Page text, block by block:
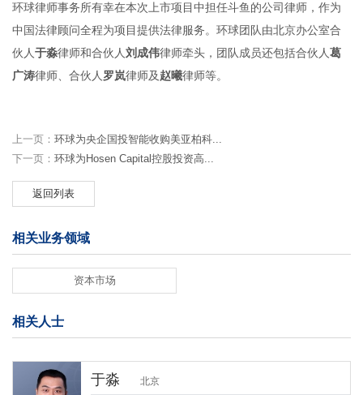
环球律师事务所有幸在本次上市项目中担任斗鱼的公司律师，作为
中国法律顾问全程为项目提供法律服务。环球团队由北京办公室合
伙人于淼律师和合伙人刘成伟律师牵头，团队成员还包括合伙人葛
广涛律师、合伙人罗岚律师及赵曦律师等。
上一页： 环球为央企国投智能收购美亚柏科...
下一页： 环球为Hosen Capital控股投资高...
返回列表
相关业务领域
资本市场
相关人士
于淼 北京